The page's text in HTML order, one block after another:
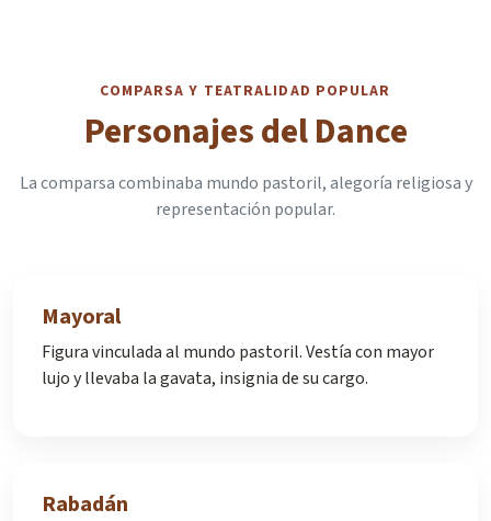
COMPARSA Y TEATRALIDAD POPULAR
Personajes del Dance
La comparsa combinaba mundo pastoril, alegoría religiosa y
representación popular.
Mayoral
Figura vinculada al mundo pastoril. Vestía con mayor
lujo y llevaba la gavata, insignia de su cargo.
Rabadán